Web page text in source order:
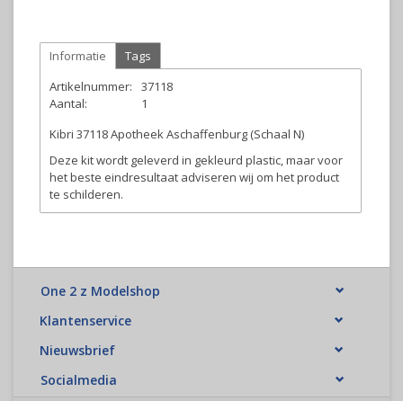
Informatie
Tags
Artikelnummer:
37118
Aantal:
1
Kibri 37118 Apotheek Aschaffenburg (Schaal N)
Deze kit wordt geleverd in gekleurd plastic, maar voor
het beste eindresultaat adviseren wij om het product
te schilderen.
One 2 z Modelshop
Klantenservice
Nieuwsbrief
Socialmedia